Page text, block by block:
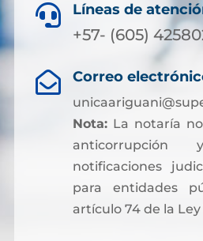
 Líneas de
+57- (605)
 Correo
Nota:La notaría
notificaciones
para entidades
artículo 74 de la Ley